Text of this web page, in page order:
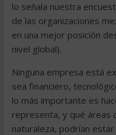
lo señala nuestra
de las organizaciones
en una mejor posición
nivel global).
Ninguna empresa está
sea financiero,
lo más importante es
representa, y qué áreas
naturaleza, podrían